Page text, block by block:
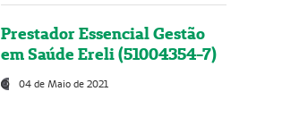
Prestador Essencial Gestão
em Saúde Ereli (51004354-7)
04 de Maio de 2021